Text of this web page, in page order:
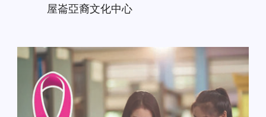
屋崙亞裔文化中心